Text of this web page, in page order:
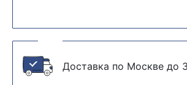
Доставка по Москве до